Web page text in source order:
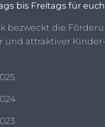
bis Freitags für euch
bezweckt die
und attraktiver